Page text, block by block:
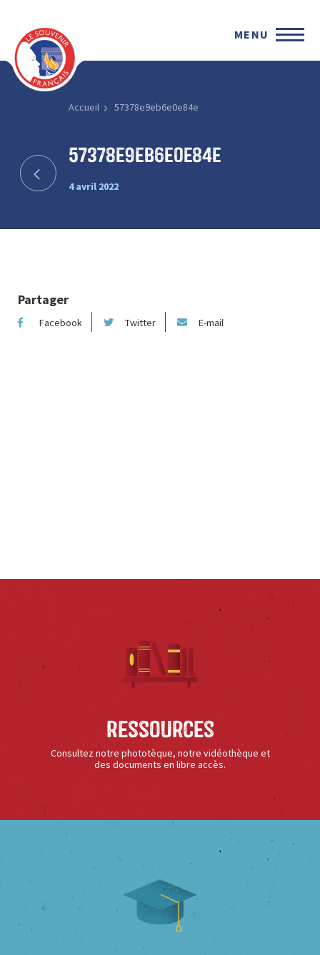
MENU
Accueil 57378e9eb6e0e84e
57378e9eb6e0e84e
4 avril 2022
Partager
Facebook Twitter E-mail
Ressources
Consultez notre phototèque, notre vidéothèque et
des documents en libre accès.